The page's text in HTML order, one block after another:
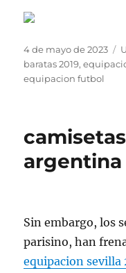
Publicado
el
4 de mayo de 2023
baratas 2019,
equipacion futbol
argentina
Sin embargo, los
parisino, han
equipacion sevilla